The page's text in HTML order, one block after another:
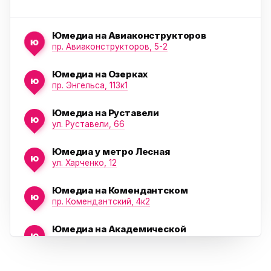
ю
Юмедиа на Авиаконструкторов
пр. Авиаконструкторов, 5-2
ю
Юмедиа на Озерках
пр. Энгельса, 113к1
ю
Юмедиа на Руставели
ул. Руставели, 66
ю
Юмедиа у метро Лесная
ул. Харченко, 12
ю
Юмедиа на Комендантском
пр. Комендантский, 4к2
ю
Юмедиа на Академической